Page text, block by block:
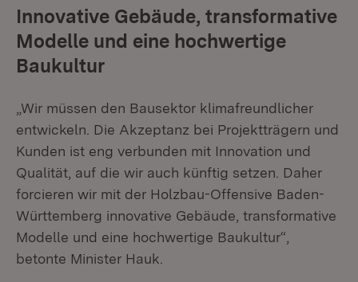
Innovative Gebäude, transformative
Modelle und eine hochwertige
Baukultur
„Wir müssen den Bausektor klimafreundlicher
entwickeln. Die Akzeptanz bei Projektträgern und
Kunden ist eng verbunden mit Innovation und
Qualität, auf die wir auch künftig setzen. Daher
forcieren wir mit der Holzbau-Offensive Baden-
Württemberg innovative Gebäude, transformative
Modelle und eine hochwertige Baukultur“,
betonte Minister Hauk.